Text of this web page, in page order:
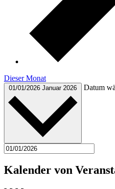
Dieser Monat
01/01/2026 Januar 2026 Datum
Kalender von